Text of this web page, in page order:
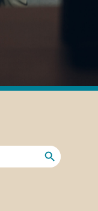
Search Button